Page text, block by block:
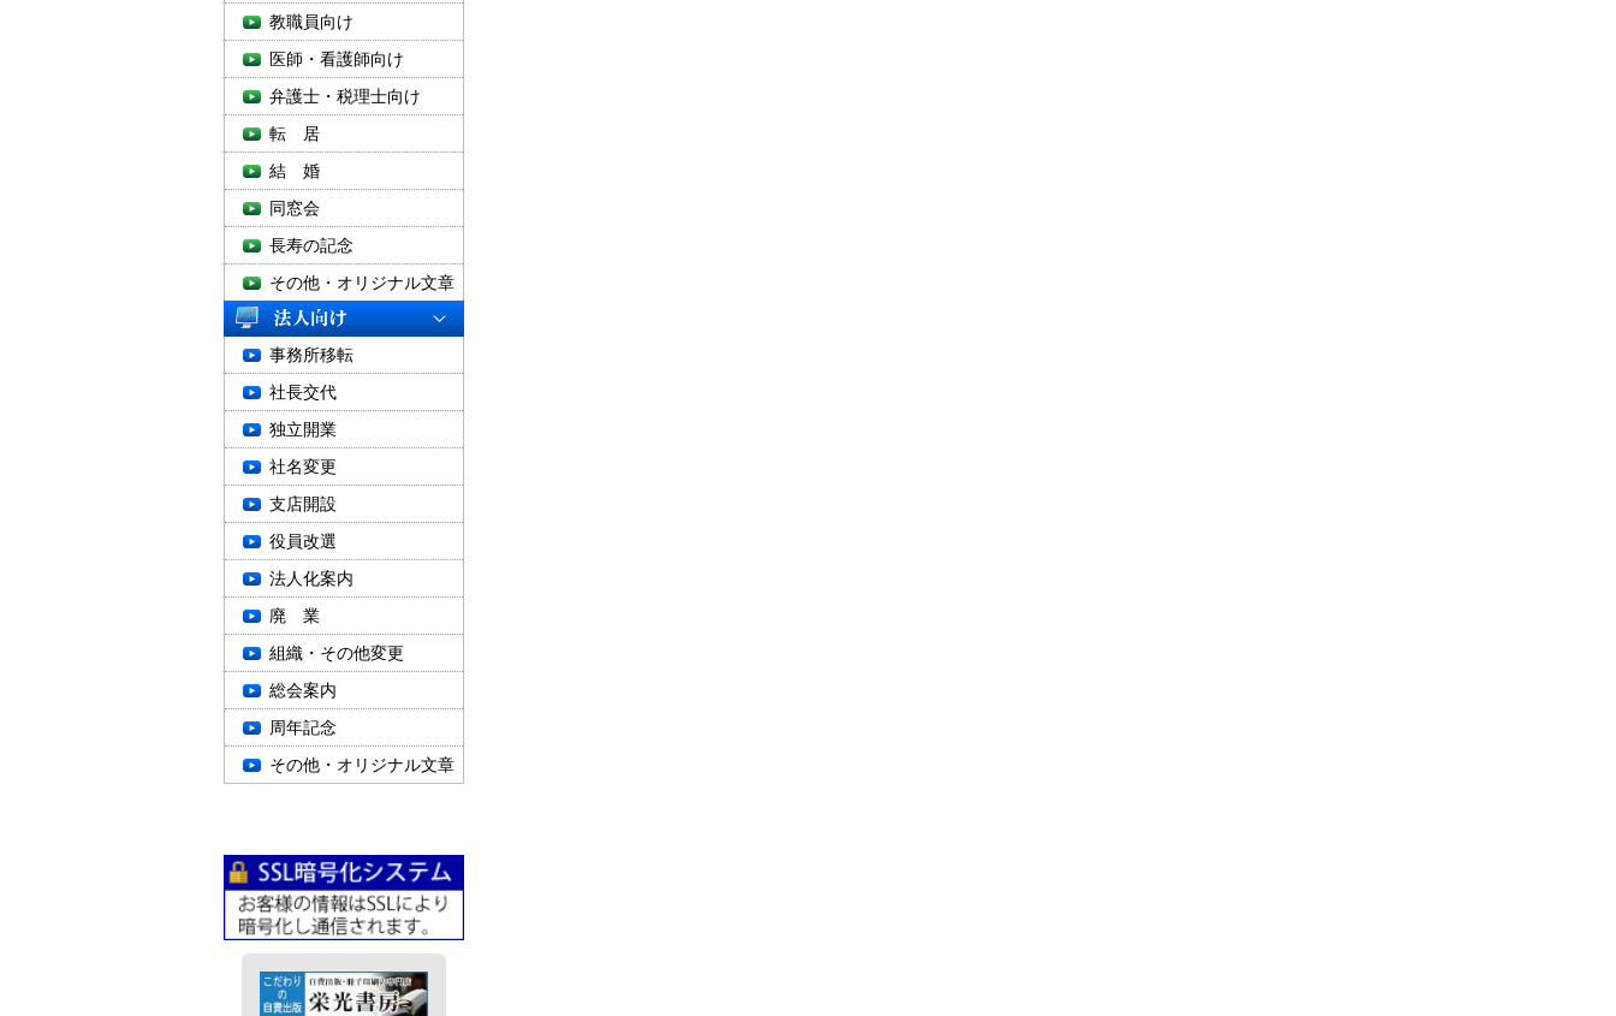
教職員向け
医師・看護師向け
弁護士・税理士向け
転 居
結 婚
同窓会
長寿の記念
その他・オリジナル文章
事務所移転
社長交代
独立開業
社名変更
支店開設
役員改選
法人化案内
廃 業
組織・その他変更
総会案内
周年記念
その他・オリジナル文章